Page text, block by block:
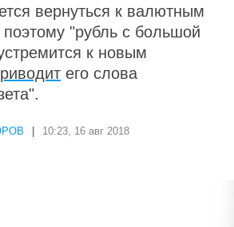
вернуться к валютным
"рубль с большой
к новым
его слова
10:23, 16 авг 2018